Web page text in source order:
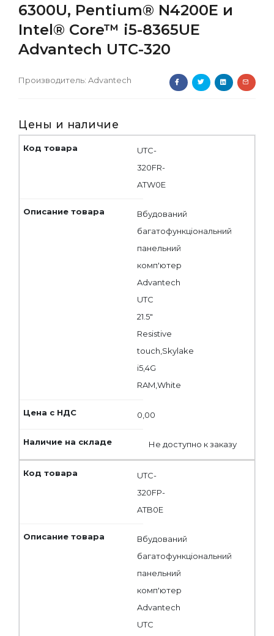
6300U, Pentium® N4200E и
Intel® Core™ i5-8365UE
Advantech UTC-320
Производитель: Advantech
Цены и наличие
UTC-
320FR-
ATW0E
Вбудований
багатофункціональний
панельний
комп'ютер
Advantech
UTC
21.5"
Resistive
touch,Skylake
i5,4G
RAM,White
0,00
Не доступно к заказу
UTC-
320FP-
ATB0E
Вбудований
багатофункціональний
панельний
комп'ютер
Advantech
UTC